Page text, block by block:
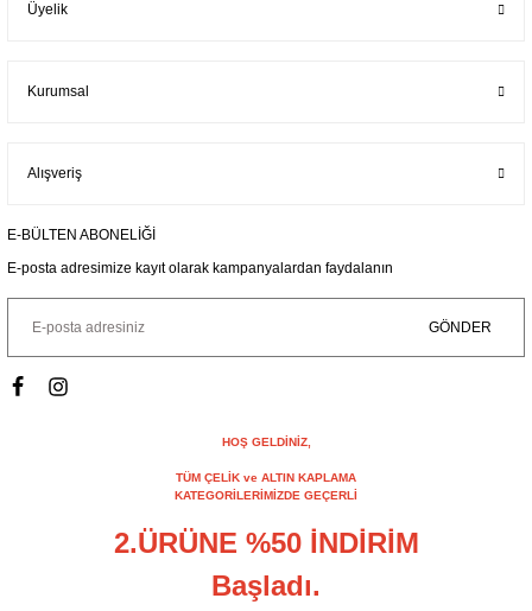
Üyelik
Kurumsal
Alışveriş
E-BÜLTEN ABONELİĞİ
E-posta adresimize kayıt olarak kampanyalardan faydalanın
GÖNDER
HOŞ GELDİNİZ,
TÜM ÇELİK ve ALTIN KAPLAMA
KATEGORİLERİMİZDE GEÇERLİ
2.ÜRÜNE %50 İNDİRİM
Başladı.